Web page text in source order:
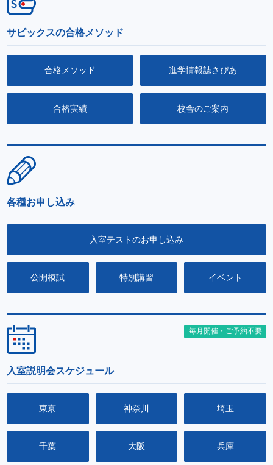
サピックスの合格メソッド
合格メソッド 進学情報誌さぴあ
合格実績 校舎のご案内
各種お申し込み
入室テストのお申し込み
公開模試 特別講習 イベント
入室説明会スケジュール
毎月開催・ご予約不要
東京 神奈川 埼玉
千葉 大阪 兵庫